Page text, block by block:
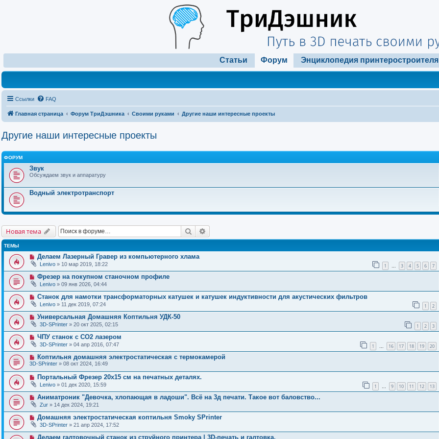
Статьи Форум Энциклопедия принтеростроителя
Ссылки FAQ
Главная страница Форум ТриДэшника Своими руками Другие наши интересные проекты
Другие наши интересные проекты
ФОРУМ
Звук
Обсуждаем звук и аппаратуру
Водный электротранспорт
Новая тема Поиск
ТЕМЫ
Делаем Лазерный Гравер из компьютерного хлама
Lenivo » 10 мар 2019, 18:22 1 … 3 4 5 6 7
Фрезер на покупном станочном профиле
Lenivo » 09 янв 2026, 04:44
Станок для намотки трансформаторных катушек и катушек индуктивности для акустических фильтров
Lenivo » 11 дек 2019, 07:24 1 2
Универсальная Домашняя Коптильня УДК-50
3D-SPrinter » 20 окт 2025, 02:15 1 2 3
ЧПУ станок с CO2 лазером
3D-SPrinter » 04 апр 2016, 07:47 1 … 16 17 18 19 20
Коптильня домашняя электростатическая с термокамерой
3D-SPrinter » 08 окт 2024, 16:49
Портальный Фрезер 20х15 см на печатных деталях.
Lenivo » 01 дек 2020, 15:59 1 … 9 10 11 12 13
Аниматроник "Девочка, хлопающая в ладоши". Всё на 3д печати. Такое вот баловство...
Zur » 14 дек 2024, 19:21
Домашняя электростатическая коптильня Smoky SPrinter
3D-SPrinter » 21 апр 2024, 17:52
Делаем галтовочный станок из струйного принтера | 3D-печать и галтовка.